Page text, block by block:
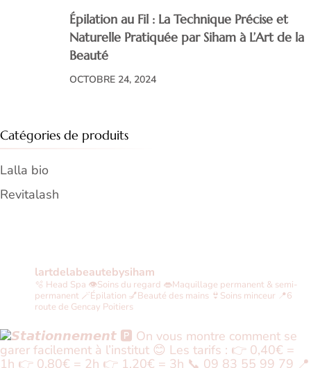
Épilation au Fil : La Technique Précise et
Naturelle Pratiquée par Siham à L’Art de la
Beauté
OCTOBRE 24, 2024
Catégories de produits
Lalla bio
Revitalash
lartdelabeautebysiham
🫧 Head Spa 👁Soins du regard 👄Maquillage permanent & semi-
permanent 🪄Épilation 💅Beauté des mains 👙Soins minceur
📍6
route de Gencay Poitiers